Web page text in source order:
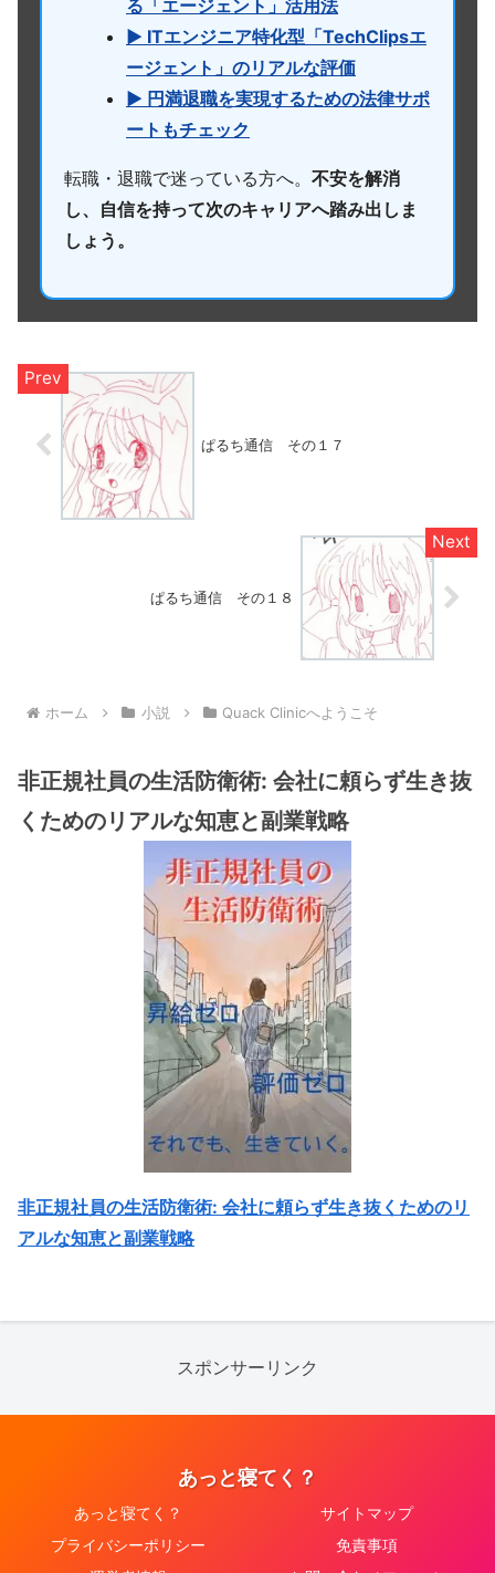
る「エージェント」活用法
▶ ITエンジニア特化型「TechClipsエ
ージェント」のリアルな評価
▶ 円満退職を実現するための法律サポ
ートもチェック
転職・退職で迷っている方へ。 不安を解消
し、自信を持って次のキャリアへ踏み出しま
しょう。
ぱるち通信 その１７
ぱるち通信 その１８
ホーム 小説 Quack Clinicへようこそ
非正規社員の生活防衛術: 会社に頼らず生き抜
くためのリアルな知恵と副業戦略
非正規社員の生活防衛術: 会社に頼らず生き抜くためのリ
アルな知恵と副業戦略
スポンサーリンク
あっと寝てく？
あっと寝てく？
サイトマップ
プライバシーポリシー
免責事項